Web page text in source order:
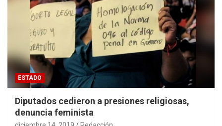
ESTADO
Diputados cedieron a presiones religiosas,
denuncia feminista